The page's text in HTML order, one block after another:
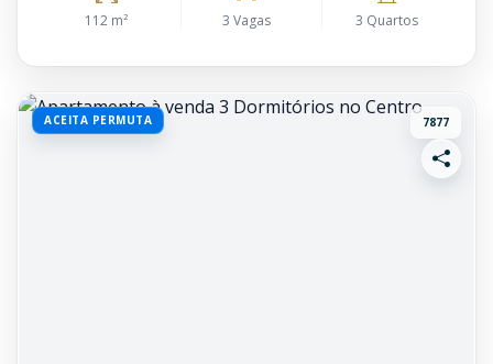
112 m² 3 Vagas 3 Quartos
ACEITA PERMUTA 7877